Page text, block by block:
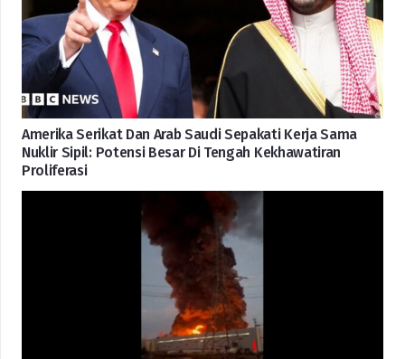
Amerika Serikat Dan Arab Saudi Sepakati Kerja Sama
Nuklir Sipil: Potensi Besar Di Tengah Kekhawatiran
Proliferasi